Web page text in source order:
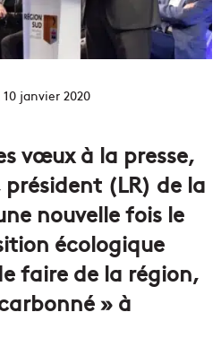
10 janvier 2020
vœux à la presse,
président (LR) de la
nouvelle fois le
écologique
faire de la région,
» à